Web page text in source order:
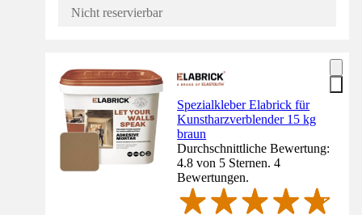
Nicht reservierbar
Spezialkleber Elabrick für
Kunstharzverblender 15 kg
braun
Durchschnittliche Bewertung:
4.8 von 5 Sternen. 4
Bewertungen.